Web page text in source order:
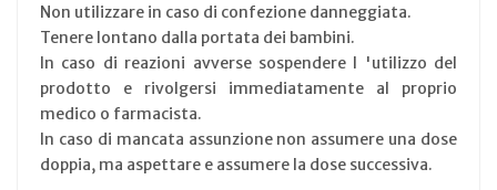
Non utilizzare in caso di confezione danneggiata.
Tenere lontano dalla portata dei bambini.
In caso di reazioni avverse sospendere l 'utilizzo del
prodotto e rivolgersi immediatamente al proprio
medico o farmacista.
In caso di mancata assunzione non assumere una dose
doppia, ma aspettare e assumere la dose successiva.